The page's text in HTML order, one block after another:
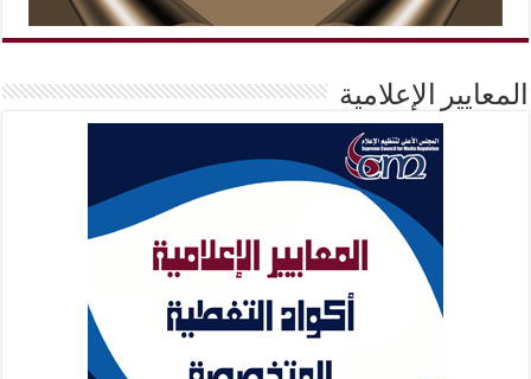
المعايير الإعلامية